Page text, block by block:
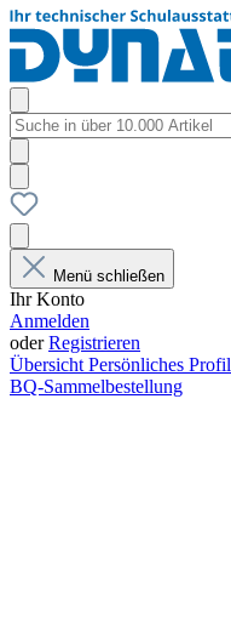
Menü schließen
Ihr Konto
Anmelden
oderRegistrieren
Übersicht Persönliches Profil
BQ-Sammelbestellung